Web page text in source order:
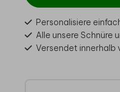
Personalisiere
Alle unsere Schnüre
Versendet innerhalb